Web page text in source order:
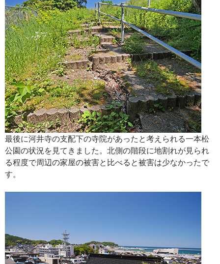
最後に河井寺の支配下の寺院があったと考えられる一本松
公園の状況を見てきました。北側の階段に地割れが見られ
る程度で周辺の家屋の被害と比べると被害は少なかったで
す。